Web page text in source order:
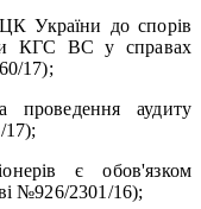
України до спорів
КГС ВС у справах
17);
проведення аудиту
є обов'язком
№926/2301/16);